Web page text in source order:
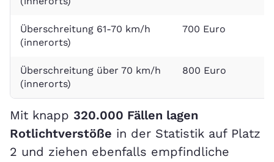
Überschreitung 61-70 km/h
(innerorts)
700 Euro
Überschreitung über 70 km/h
(innerorts)
800 Euro
Mit knapp 320.000 Fällen lagen
Rotlichtverstöße in der Statistik auf Platz
2 und ziehen ebenfalls empfindliche